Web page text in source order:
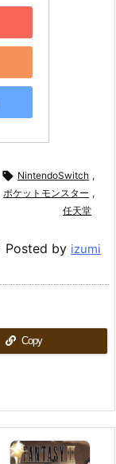
 NintendoSwitch ,
ポケットモンスター ,
任天堂
Posted by izumi
Copy